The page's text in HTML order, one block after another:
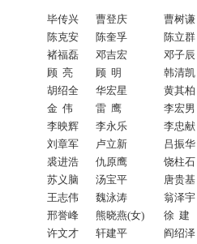
毕传兴 曹登庆
曹树谦
陈克安
陈奎孚
陈立群
褚福磊
邓吉宏
邓子辰
顾 亮
顾 明
韩清凯
胡绍全
华宏星
黄其柏
金 伟
雷 鹰
李宏男
李映辉
李永乐
李忠献
刘章军
卢立新
吕振华
裘进浩
仇原鹰
饶柱石
苏义脑
汤宝平
唐贵基
王志伟
魏泳涛
翁泽宇
邢誉峰
熊晓燕(女)
徐 建
许文才
轩建平
阎绍泽